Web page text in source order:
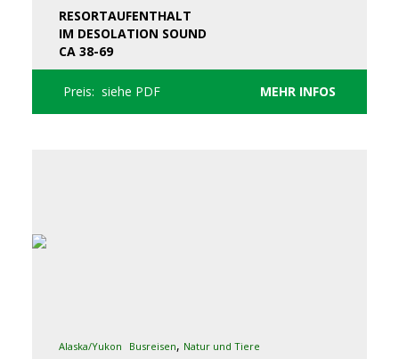
RESORTAUFENTHALT
IM DESOLATION SOUND
CA 38-69
Preis: siehe PDF MEHR INFOS
Alaska/Yukon Busreisen, Natur und Tiere